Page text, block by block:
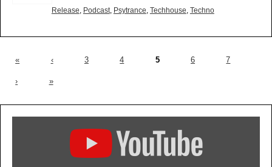
Release, Podcast, Psytrance, Techhouse, Techno
« ‹ 3 4 5 6 7
› »